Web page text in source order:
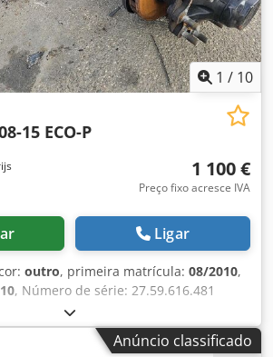
1 / 10
15 ECO-P
1 100 €
Preço fixo acresce IVA
Ligar
outro, primeira matrícula: 08/2010,
, Número de série: 27.59.616.481
mais de 100 eixos. Entre em contato
o que procura. Crjdpfxjzr Abxo
Anúncio classificado